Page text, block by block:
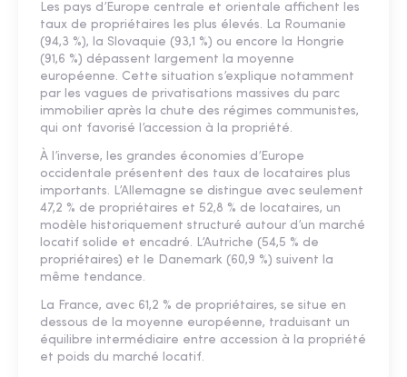
Les pays d’Europe centrale et orientale affichent les
taux de propriétaires les plus élevés. La Roumanie
(94,3 %), la Slovaquie (93,1 %) ou encore la Hongrie
(91,6 %) dépassent largement la moyenne
européenne. Cette situation s’explique notamment
par les vagues de privatisations massives du parc
immobilier après la chute des régimes communistes,
qui ont favorisé l’accession à la propriété.
À l’inverse, les grandes économies d’Europe
occidentale présentent des taux de locataires plus
importants. L’Allemagne se distingue avec seulement
47,2 % de propriétaires et 52,8 % de locataires, un
modèle historiquement structuré autour d’un marché
locatif solide et encadré. L’Autriche (54,5 % de
propriétaires) et le Danemark (60,9 %) suivent la
même tendance.
La France, avec 61,2 % de propriétaires, se situe en
dessous de la moyenne européenne, traduisant un
équilibre intermédiaire entre accession à la propriété
et poids du marché locatif.